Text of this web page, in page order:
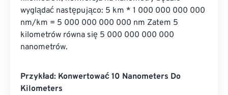
wyglądać następująco: 5 km * 1 000 000 000 000
nm/km = 5 000 000 000 000 nm Zatem 5
kilometrów równa się 5 000 000 000 000
nanometrów.
Przykład: Konwertować 10 Nanometers Do
Kilometers